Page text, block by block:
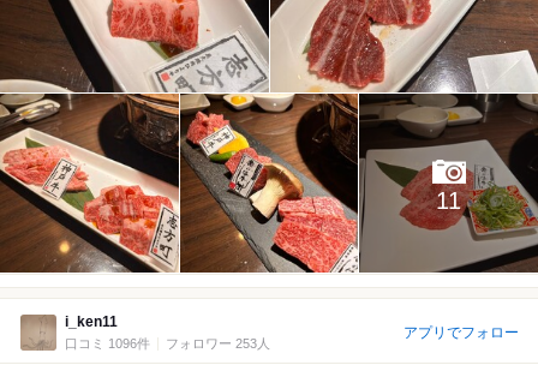
11
i_ken11
口コミ 1096件 フォロワー 253人
アプリでフォロー